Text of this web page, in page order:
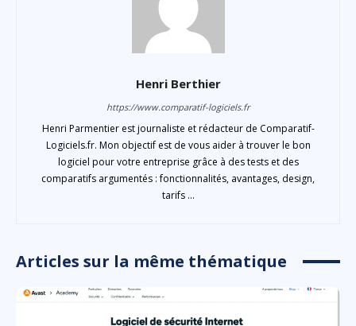
Henri Berthier
https://www.comparatif-logiciels.fr
Henri Parmentier est journaliste et rédacteur de Comparatif-
Logiciels.fr. Mon objectif est de vous aider à trouver le bon
logiciel pour votre entreprise grâce à des tests et des
comparatifs argumentés : fonctionnalités, avantages, design,
tarifs ...
Articles sur la même thématique